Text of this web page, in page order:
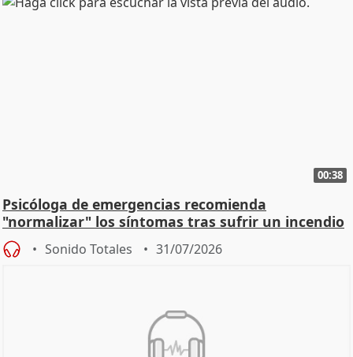
00:38
Psicóloga de emergencias recomienda
"normalizar" los síntomas tras sufrir un incendio
Sonido Totales 31/07/2026